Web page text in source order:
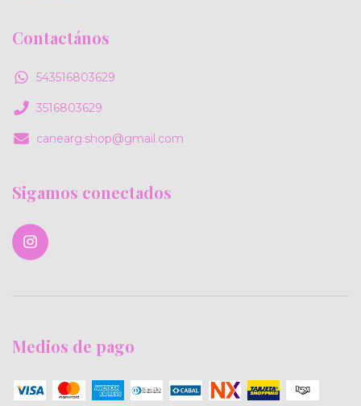
Contactános
543516803629
3516803629
canearg.shop@gmail.com
Sigamos conectados
Medios de pago